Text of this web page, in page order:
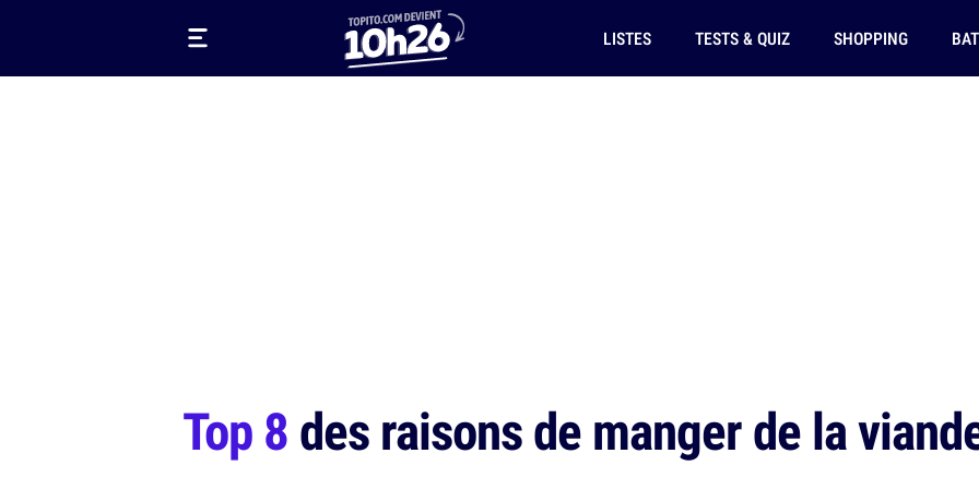
LISTES TESTS & QUIZ SHOPPING
Top 8des raisons de manger de la